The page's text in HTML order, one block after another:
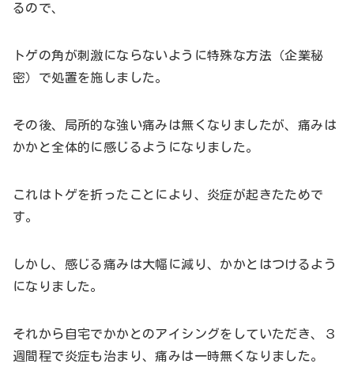
るので、
トゲの角が刺激にならないように特殊な方法（企業秘
密）で処置を施しました。
その後、局所的な強い痛みは無くなりましたが、痛みは
かかと全体的に感じるようになりました。
これはトゲを折ったことにより、炎症が起きたためで
す。
しかし、感じる痛みは大幅に減り、かかとはつけるよう
になりました。
それから自宅でかかとのアイシングをしていただき、３
週間程で炎症も治まり、痛みは一時無くなりました。